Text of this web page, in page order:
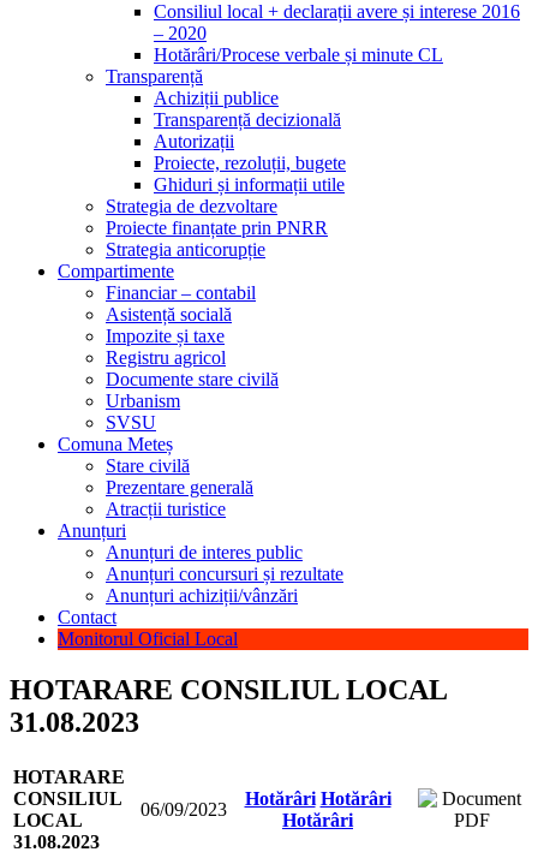
Consiliul local + declarații avere și interese 2016
– 2020
Hotărâri/Procese verbale și minute CL
Transparență
Achiziții publice
Transparență decizională
Autorizații
Proiecte, rezoluții, bugete
Ghiduri și informații utile
Strategia de dezvoltare
Proiecte finanțate prin PNRR
Strategia anticorupție
Compartimente
Financiar – contabil
Asistență socială
Impozite și taxe
Registru agricol
Documente stare civilă
Urbanism
SVSU
Comuna Meteș
Stare civilă
Prezentare generală
Atracții turistice
Anunțuri
Anunțuri de interes public
Anunțuri concursuri și rezultate
Anunțuri achiziții/vânzări
Contact
Monitorul Oficial Local
HOTARARE CONSILIUL LOCAL
31.08.2023
HOTARARE
CONSILIUL
LOCAL
31.08.2023
06/09/2023
Hotărâri Hotărâri
Hotărâri